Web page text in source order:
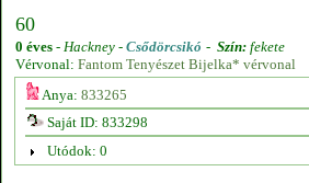
60
0 éves - Hackney - Csődörcsikó - Szín: fekete
Vérvonal: Fantom Tenyészet Bijelka* vérvonal
Anya: 833265
Saját ID: 833298
Utódok: 0